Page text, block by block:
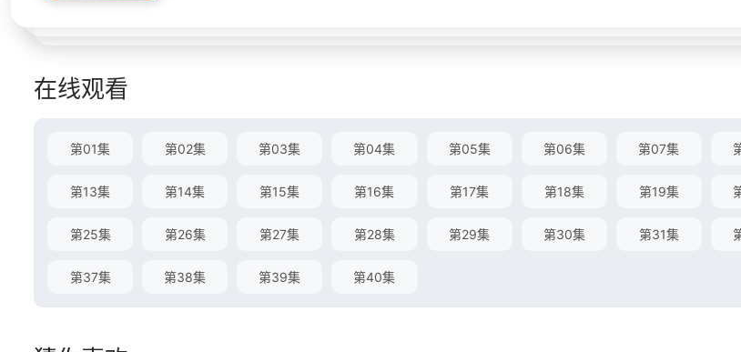
在线观看
第01集 第02集 第03集 第04集 第05集 第06集 第07集
第13集 第14集 第15集 第16集 第17集 第18集 第19集
第25集 第26集 第27集 第28集 第29集 第30集 第31集
第37集 第38集 第39集 第40集